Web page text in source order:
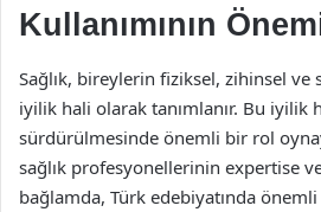
Kullanımının
Sağlık, bireylerin fiziksel, zihinsel
iyilik hali olarak tanımlanır. Bu iyilik
sürdürülmesinde önemli bir rol
sağlık profesyonellerinin expertise
bağlamda, Türk edebiyatında